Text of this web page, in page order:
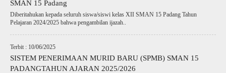
SMAN 15 Padang
Diberitahukan kepada seluruh siswa/siswi kelas XII SMAN 15 Padang Tahun
Pelajaran 2024/2025 bahwa pengambilan ijazah..
Terbit : 10/06/2025
SISTEM PENERIMAAN MURID BARU (SPMB) SMAN 15
PADANGTAHUN AJARAN 2025/2026